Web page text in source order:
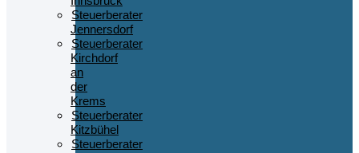
Steuerberater
Jennersdorf
Steuerberater
Kirchdorf
an
der
Krems
Steuerberater
Kitzbühel
Steuerberater